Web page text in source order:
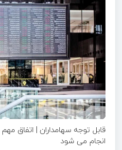
قابل توجه سهامداران | اتفاق
انجام می شود